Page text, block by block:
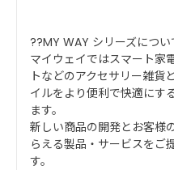
??MY WAY シリーズについ
マイウェイではスマート家
トなどのアクセサリー雑貨
イルをより便利で快適にす
ます。
新しい商品の開発とお客様
らえる製品・サービスをご
す。